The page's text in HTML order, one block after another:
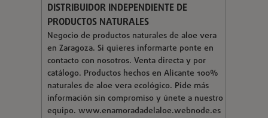
DISTRIBUIDOR INDEPENDIENTE DE
PRODUCTOS NATURALES
Negocio de productos naturales de aloe vera
en Zaragoza. Si quieres informarte ponte en
contacto con nosotros. Venta directa y por
catálogo. Productos hechos en Alicante 100%
naturales de aloe vera ecológico. Pide más
información sin compromiso y únete a nuestro
equipo. www.enamoradadelaloe.webnode.es